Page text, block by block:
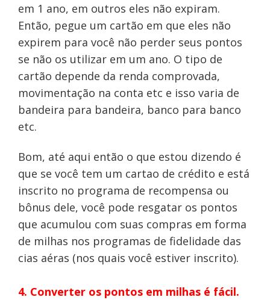
em 1 ano, em outros eles não expiram.
Então, pegue um cartão em que eles não
expirem para você não perder seus pontos
se não os utilizar em um ano. O tipo de
cartão depende da renda comprovada,
movimentação na conta etc e isso varia de
bandeira para bandeira, banco para banco
etc.
Bom, até aqui então o que estou dizendo é
que se você tem um cartao de crédito e está
inscrito no programa de recompensa ou
bônus dele, você pode resgatar os pontos
que acumulou com suas compras em forma
de milhas nos programas de fidelidade das
cias aéras (nos quais você estiver inscrito).
4. Converter os pontos em milhas é fácil.